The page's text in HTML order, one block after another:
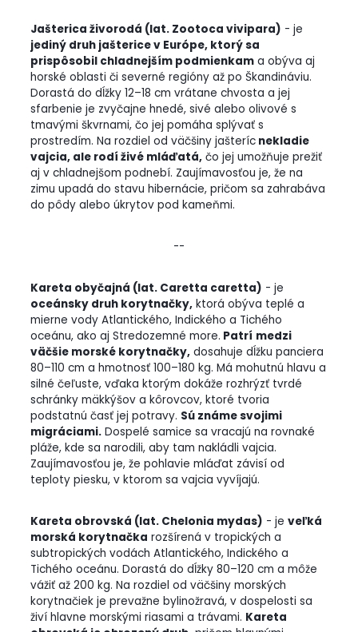
Jašterica živorodá (lat. Zootoca vivipara) - je
jediný druh jašterice v Európe, ktorý sa
prispôsobil chladnejším podmienkam a obýva aj
horské oblasti či severné regióny až po Škandináviu.
Dorastá do dĺžky 12–18 cm vrátane chvosta a jej
sfarbenie je zvyčajne hnedé, sivé alebo olivové s
tmavými škvrnami, čo jej pomáha splývať s
prostredím. Na rozdiel od väčšiny jašteríc nekladie
vajcia, ale rodí živé mláďatá, čo jej umožňuje prežiť
aj v chladnejšom podnebí. Zaujímavosťou je, že na
zimu upadá do stavu hibernácie, pričom sa zahrabáva
do pôdy alebo úkrytov pod kameňmi.
--
Kareta obyčajná (lat. Caretta caretta) - je
oceánsky druh korytnačky, ktorá obýva teplé a
mierne vody Atlantického, Indického a Tichého
oceánu, ako aj Stredozemné more. Patrí medzi
väčšie morské korytnačky, dosahuje dĺžku panciera
80–110 cm a hmotnosť 100–180 kg. Má mohutnú hlavu a
silné čeľuste, vďaka ktorým dokáže rozhrýzť tvrdé
schránky mäkkýšov a kôrovcov, ktoré tvoria
podstatnú časť jej potravy. Sú známe svojimi
migráciami. Dospelé samice sa vracajú na rovnaké
pláže, kde sa narodili, aby tam nakládli vajcia.
Zaujímavosťou je, že pohlavie mláďat závisí od
teploty piesku, v ktorom sa vajcia vyvíjajú.
Kareta obrovská (lat. Chelonia mydas) - jeveľká
morská korytnačka rozšírená v tropických a
subtropických vodách Atlantického, Indického a
Tichého oceánu. Dorastá do dĺžky 80–120 cm a môže
vážiť až 200 kg. Na rozdiel od väčšiny morských
korytnačiek je prevažne bylinožravá, v dospelosti sa
živí hlavne morskými riasami a trávami. Kareta